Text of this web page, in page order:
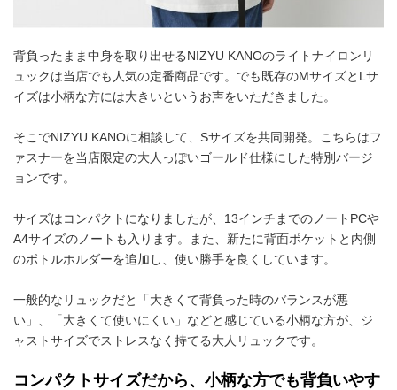
背負ったまま中身を取り出せるNIZYU KANOのライトナイロンリ
ュックは当店でも人気の定番商品です。でも既存のMサイズとLサ
イズは小柄な方には大きいというお声をいただきました。
そこでNIZYU KANOに相談して、Sサイズを共同開発。こちらはフ
ァスナーを当店限定の大人っぽいゴールド仕様にした特別バージ
ョンです。
サイズはコンパクトになりましたが、13インチまでのノートPCや
A4サイズのノートも入ります。また、新たに背面ポケットと内側
のボトルホルダーを追加し、使い勝手を良くしています。
一般的なリュックだと「大きくて背負った時のバランスが悪
い」、「大きくて使いにくい」などと感じている小柄な方が、ジ
ャストサイズでストレスなく持てる大人リュックです。
コンパクトサイズだから、小柄な方でも背負いやす